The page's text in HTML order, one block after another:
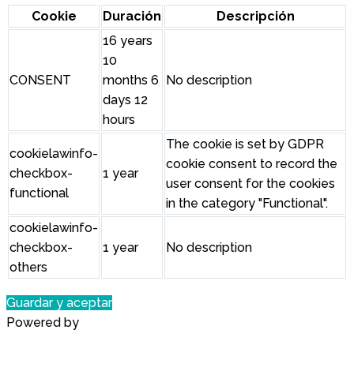
Cookie Duración Descripción
CONSENT
16 years
10
months 6
days 12
hours
No description
cookielawinfo-
checkbox-
functional
1 year
The cookie is set by GDPR
cookie consent to record the
user consent for the cookies
in the category "Functional".
cookielawinfo-
checkbox-
others
1 year No description
Guardar y aceptar
Powered by